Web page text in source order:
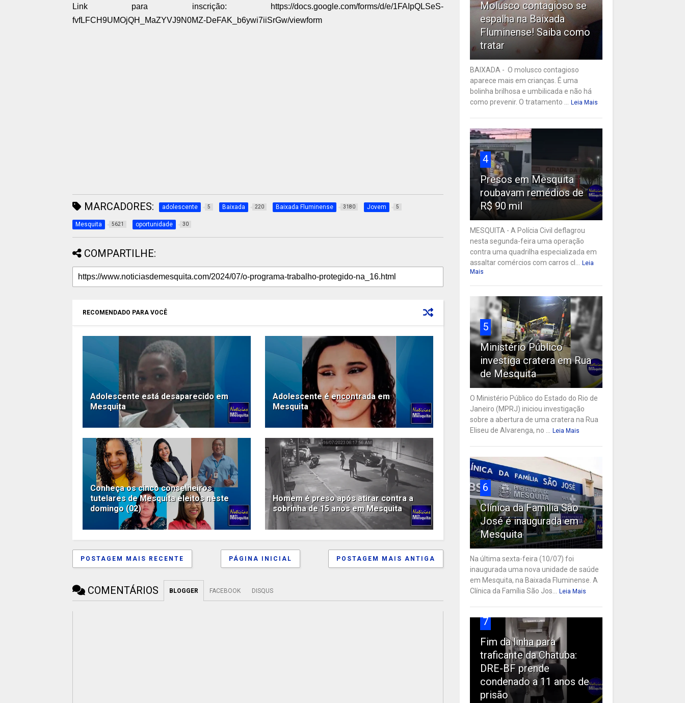
Link para inscrição: https://docs.google.com/forms/d/e/1FAIpQLSeS-
fvfLFCH9UMOjQH_MaZYVJ9N0MZ-DeFAK_b6ywi7iiSrGw/viewform
MARCADORES: adolescente 5 Baixada 220 Baixada Fluminense 3180 Jovem 5
Mesquita 5621 oportunidade 30
COMPARTILHE:
RECOMENDADO PARA VOCÊ
Adolescente está desaparecido em
Mesquita
Adolescente é encontrada em
Mesquita
Conheça os cinco conselheiros
tutelares de Mesquita eleitos neste
domingo (02)
Homem é preso após atirar contra a
sobrinha de 15 anos em Mesquita
POSTAGEM MAIS RECENTE POSTAGEM MAIS ANTIGA
PÁGINA INICIAL
COMENTÁRIOS BLOGGER FACEBOOK DISQUS
Molusco contagioso se
espalha na Baixada
Fluminense! Saiba como
tratar
BAIXADA - O molusco contagioso
aparece mais em crianças. É uma
bolinha brilhosa e umbilicada e não há
como prevenir. O tratamento ... Leia Mais
4
Presos em Mesquita
roubavam remédios de
R$ 90 mil
MESQUITA - A Polícia Civil deflagrou
nesta segunda-feira uma operação
contra uma quadrilha especializada em
assaltar comércios com carros cl... Leia
Mais
5
Ministério Público
investiga cratera em Rua
de Mesquita
O Ministério Público do Estado do Rio de
Janeiro (MPRJ) iniciou investigação
sobre a abertura de uma cratera na Rua
Eliseu de Alvarenga, no ... Leia Mais
6
Clínica da Família São
José é inaugurada em
Mesquita
Na última sexta-feira (10/07) foi
inaugurada uma nova unidade de saúde
em Mesquita, na Baixada Fluminense. A
Clínica da Família São Jos... Leia Mais
7
Fim da linha para
traficante da Chatuba:
DRE-BF prende
condenado a 11 anos de
prisão